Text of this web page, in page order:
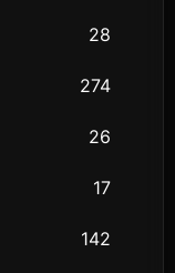
28
274
26
17
142